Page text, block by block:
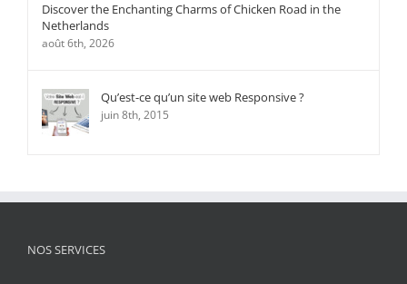
Discover the Enchanting Charms of Chicken Road in the
Netherlands
août 6th, 2026
Qu’est-ce qu’un site web Responsive ?
juin 8th, 2015
NOS SERVICES